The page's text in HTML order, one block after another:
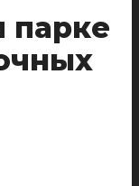
парке